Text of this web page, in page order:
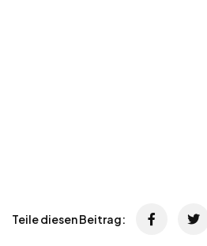
Teile diesen Beitrag: